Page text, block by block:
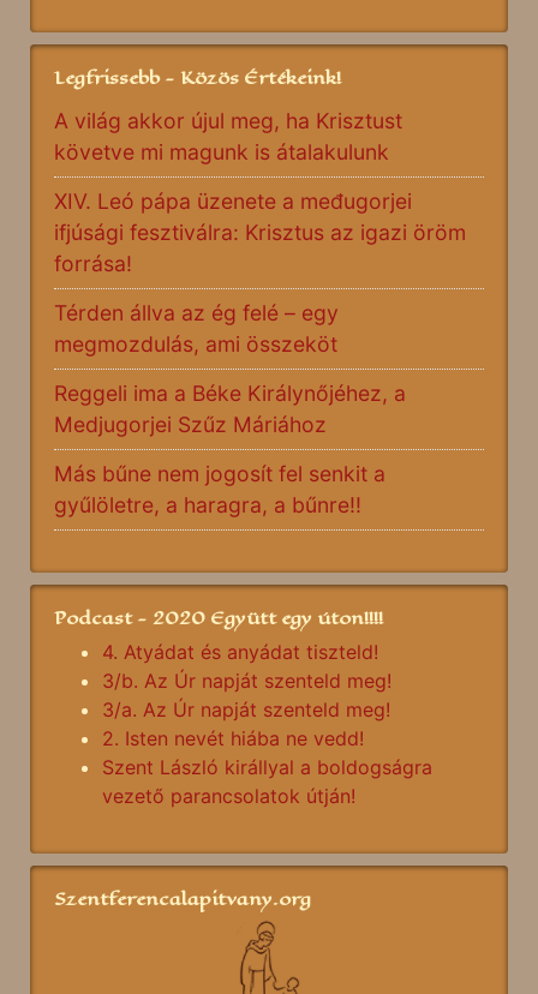
Legfrissebb - Közös Értékeink!
A világ akkor újul meg, ha Krisztust
követve mi magunk is átalakulunk
XIV. Leó pápa üzenete a međugorjei
ifjúsági fesztiválra: Krisztus az igazi öröm
forrása!
Térden állva az ég felé – egy
megmozdulás, ami összeköt
Reggeli ima a Béke Királynőjéhez, a
Medjugorjei Szűz Máriához
Más bűne nem jogosít fel senkit a
gyűlöletre, a haragra, a bűnre!!
Podcast - 2020 Együtt egy úton!!!!
4. Atyádat és anyádat tiszteld!
3/b. Az Úr napját szenteld meg!
3/a. Az Úr napját szenteld meg!
2. Isten nevét hiába ne vedd!
Szent László királlyal a boldogságra
vezető parancsolatok útján!
Szentferencalapitvany.org